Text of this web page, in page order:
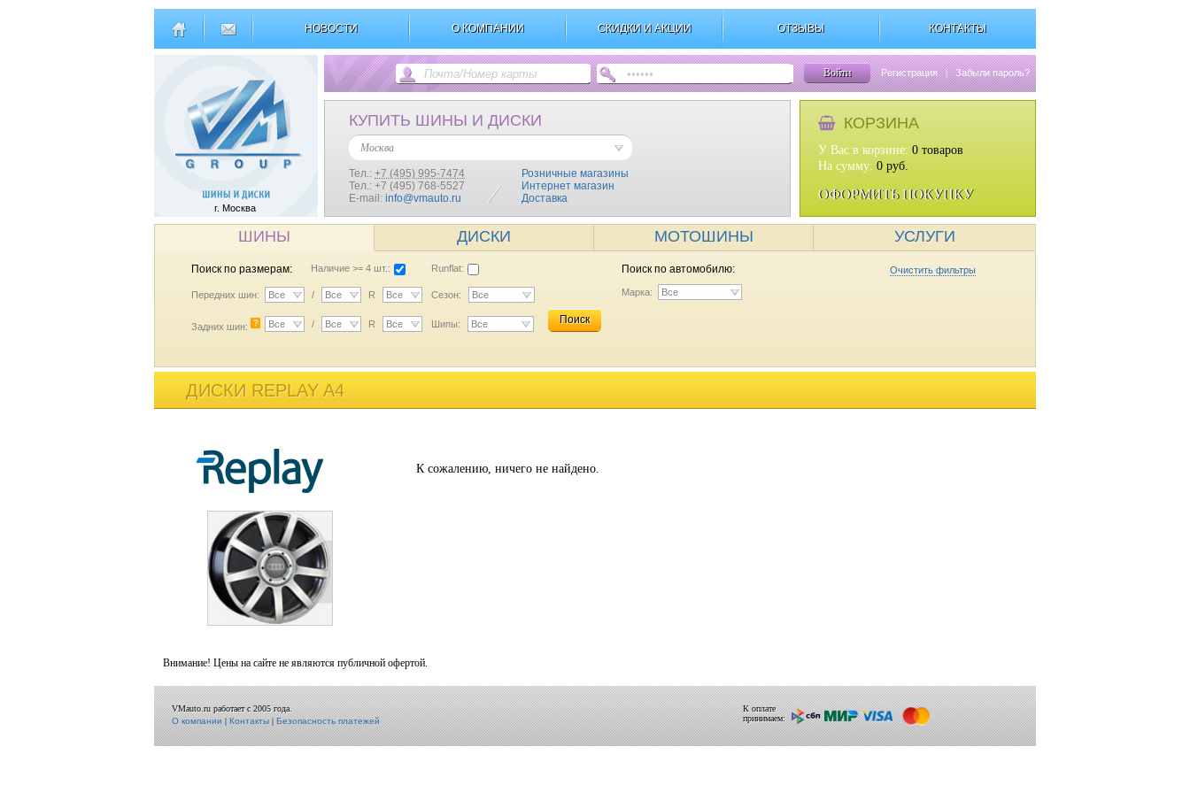
НОВОСТИ О КОМПАНИИ СКИДКИ И АКЦИИ ОТЗЫВЫ КОНТАКТЫ
г. Москва
Войти Регистрация | Забыли пароль?
КУПИТЬ ШИНЫ И ДИСКИ
Москва
Тел.: +7 (495) 995-7474
Тел.: +7 (495) 768-5527
E-mail: info@vmauto.ru
Розничные магазины
Интернет магазин
Доставка
КОРЗИНА
У Вас в корзине: 0 товаров
На сумму: 0 руб.
ОФОРМИТЬ ПОКУПКУ
ШИНЫ ДИСКИ МОТОШИНЫ УСЛУГИ
Поиск по размерам: Наличие >= 4 шт.: Runflat:
Передних шин: Все / Все R Все Сезон: Все
Задних шин: ? Все / Все R Все Шипы: Все Поиск
Поиск по автомобилю: Очистить фильтры
Марка: Все
ДИСКИ REPLAY A4
К сожалению, ничего не найдено.
Внимание! Цены на сайте не являются публичной офертой.
VMauto.ru работает с 2005 года.
О компании|Контакты|Безопасность платежей
К оплате
принимаем: